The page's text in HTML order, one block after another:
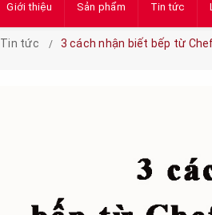
Giới thiệu Sản phẩm Tin tức
Tin tức 3 cách nhận biết bếp từ